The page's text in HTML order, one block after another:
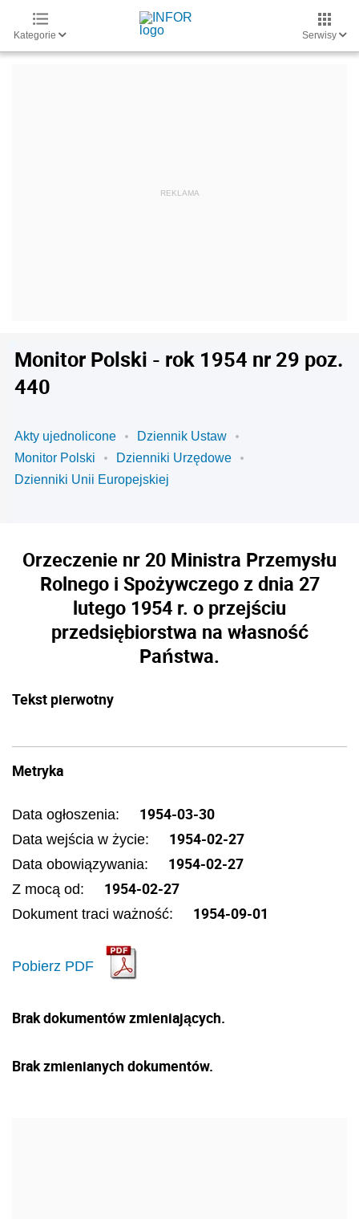
Kategorie Serwisy
Monitor Polski - rok 1954 nr 29 poz.
440
Akty ujednolicone
Dziennik Ustaw
Monitor Polski
Dzienniki Urzędowe
Dzienniki Unii Europejskiej
Orzeczenie nr 20 Ministra Przemysłu
Rolnego i Spożywczego z dnia 27
lutego 1954 r. o przejściu
przedsiębiorstwa na własność
Państwa.
Tekst pierwotny
Metryka
Data ogłoszenia: 1954-03-30
Data wejścia w życie: 1954-02-27
Data obowiązywania: 1954-02-27
Z mocą od: 1954-02-27
Dokument traci ważność: 1954-09-01
Pobierz PDF
Brak dokumentów zmieniających.
Brak zmienianych dokumentów.